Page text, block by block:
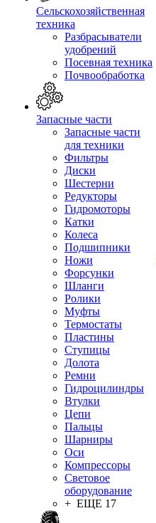
Сельскохозяйственная
техника
Разбрасыватели
удобрений
Посевная техника
Почвообработка
Запасные части
Запасные части
для техники
Фильтры
Диски
Шестерни
Редукторы
Гидромоторы
Катки
Колеса
Подшипники
Ножи
Форсунки
Шланги
Ролики
Муфты
Термостаты
Пластины
Ступицы
Долота
Ремни
Гидроцилиндры
Втулки
Цепи
Пальцы
Шарниры
Оси
Компрессоры
Световое
оборудование
+ ЕЩЕ 17